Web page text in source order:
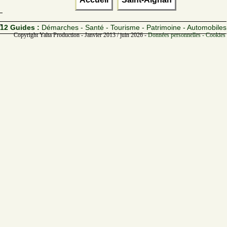
12 Guides : Démarches - Santé - Tourisme - Patrimoine - Automobiles
Copyright Yalta Production - Janvier 2013 / juin 2026 -Données personnelles -